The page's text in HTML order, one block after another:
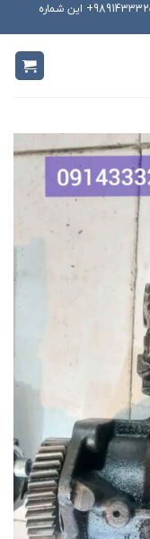
ارتباط سریع با مدیر فروش : مهندس اسماعیلی 989143332530+ این شماره